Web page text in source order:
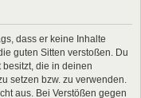
dass er keine Inhalte
guten Sitten verstoßen. Du
die in deinen
setzen bzw. zu verwenden.
aus. Bei Verstößen gegen